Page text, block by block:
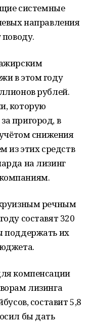
системные
направления
в этом году
рублей.
которую
пригород, в
снижения
из этих средств
на лизинг
речным
составят 320
поддержать их
компенсации
лизинга
составит 5,8
бы дать